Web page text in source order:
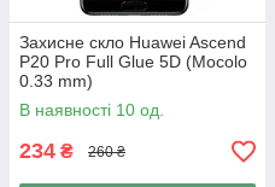
Захисне скло Huawei Ascend
P20 Pro Full Glue 5D (Mocolo
0.33 mm)
В наявності 10 од.
234 ₴ 260 ₴